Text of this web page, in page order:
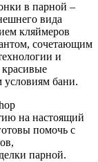
в парной –
вида
кляймеров
сочетающим
и
условиям бани.
на настоящий
помочь с
парной.